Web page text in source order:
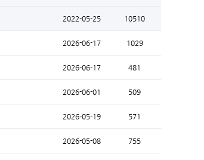
2022-05-25 10510
2026-06-17 1029
2026-06-17 481
2026-06-01 509
2026-05-19 571
2026-05-08 755